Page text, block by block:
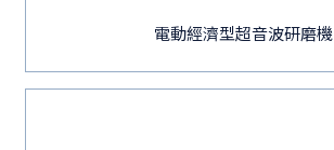
電動經濟型超音波研磨機